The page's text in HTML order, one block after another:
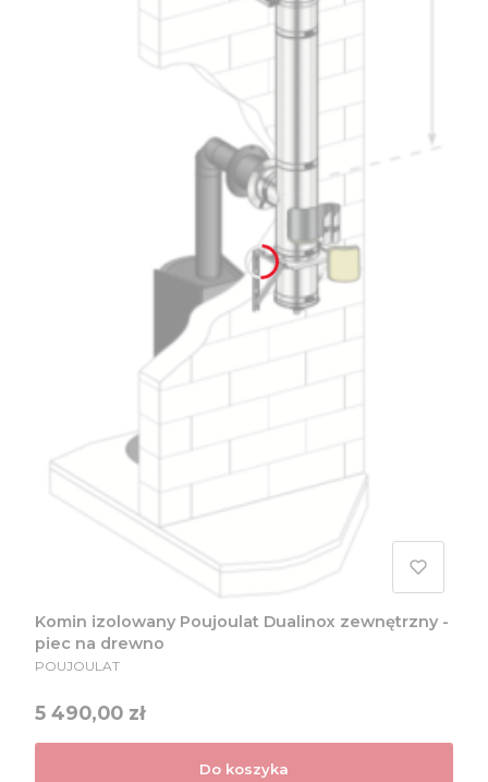
Komin izolowany Poujoulat Dualinox zewnętrzny -
piec na drewno
PRODUCENT
POUJOULAT
Cena
5 490,00 zł
Do koszyka